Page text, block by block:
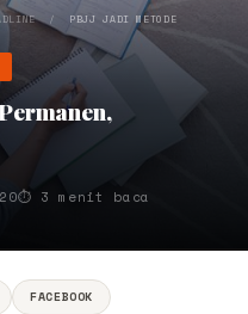
/ PBJJ JADI METODE
⏱ 3 menit baca
FACEBOOK